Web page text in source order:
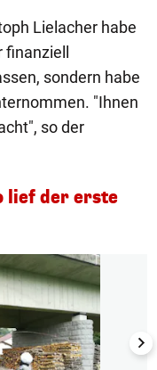
Lielacher habe
finanziell
sondern habe
"Ihnen
so der
lief der erste